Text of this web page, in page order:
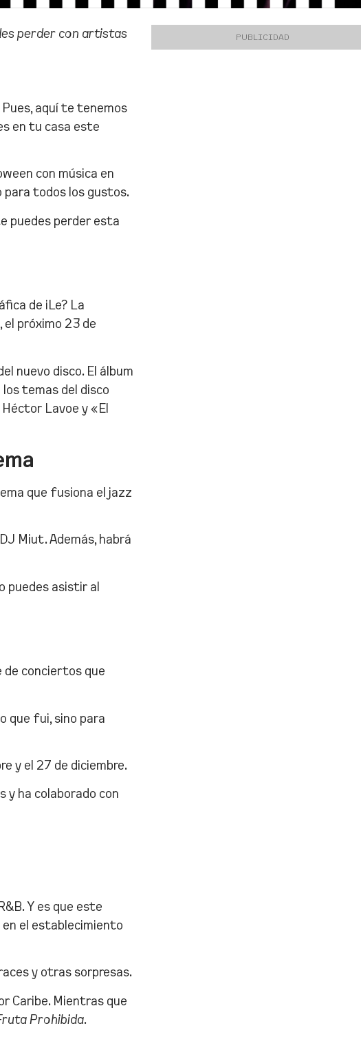
perder con artistas
Pues, aquí te tenemos
en tu casa este
con música en
para todos los gustos.
puedes perder esta
de iLe? La
, el próximo 23 de
nuevo disco. El álbum
temas del disco
Lavoe y «El
que fusiona el jazz
Miut. Además, habrá
puedes asistir al
de conciertos que
que fui, sino para
y el 27 de diciembre.
y ha colaborado con
Y es que este
el establecimiento
y otras sorpresas.
Caribe. Mientras que
Prohibida.
PUBLICIDAD